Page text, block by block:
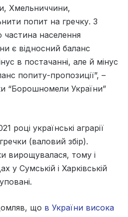
Хмельниччини,
попит на гречку. З
населення
є відносний баланс
в постачанні, але й мінус
попиту-пропозиції”, –
“Борошномели України”
році українські аграрії
(валовий збір).
вирощувалася, тому і
у Сумській і Харківській
що в України висока